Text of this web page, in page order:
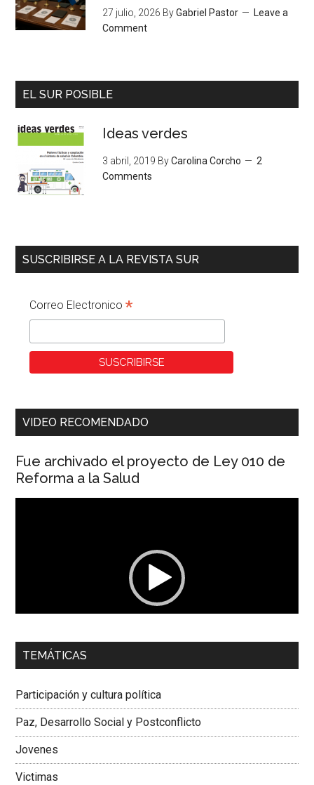
27 julio, 2026 ByGabriel Pastor
Leave a
Comment
EL SUR POSIBLE
Ideas verdes
3 abril, 2019 ByCarolina Corcho
2
Comments
SUSCRIBIRSE A LA REVISTA SUR
Correo Electronico*
VIDEO RECOMENDADO
Fue archivado el proyecto de Ley 010 de
Reforma a la Salud
00:00 01:04
Dra. Carolina Corcho Mejía,Presidenta Corporación
Colombiana
TEMÁTICAS
Participación y cultura política
Paz, Desarrollo Social y Postconflicto
Jovenes
Victimas